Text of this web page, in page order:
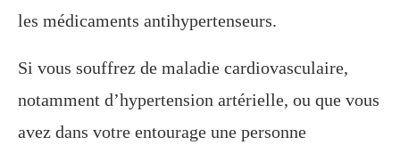
les médicaments antihypertenseurs.
Si vous souffrez de maladie cardiovasculaire,
notamment d’hypertension artérielle, ou que vous
avez dans votre entourage une personne